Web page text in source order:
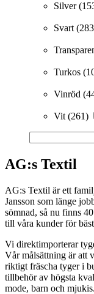
Silver
Svart
Turkos
Vinröd
Vit (261)
AG:s Textil
AG:s Textil är ett
Jansson som länge
sömnad, så nu finns
till våra kunder för
Vi direktimporterar
Vår målsättning är att
riktigt fräscha tyger i
tillbehör av högsta
mode, barn och mjukis.